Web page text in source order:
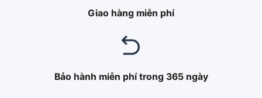
Giao hàng miễn phí
Bảo hành miễn phí trong 365 ngày